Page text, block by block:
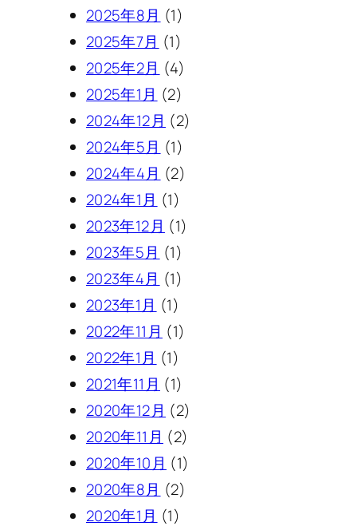
2025年8月 (1)
2025年7月 (1)
2025年2月 (4)
2025年1月 (2)
2024年12月 (2)
2024年5月 (1)
2024年4月 (2)
2024年1月 (1)
2023年12月 (1)
2023年5月 (1)
2023年4月 (1)
2023年1月 (1)
2022年11月 (1)
2022年1月 (1)
2021年11月 (1)
2020年12月 (2)
2020年11月 (2)
2020年10月 (1)
2020年8月 (2)
2020年1月 (1)